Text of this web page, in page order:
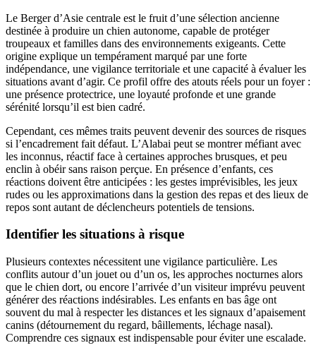
Le Berger d’Asie centrale est le fruit d’une sélection ancienne
destinée à produire un chien autonome, capable de protéger
troupeaux et familles dans des environnements exigeants. Cette
origine explique un tempérament marqué par une forte
indépendance, une vigilance territoriale et une capacité à évaluer les
situations avant d’agir. Ce profil offre des atouts réels pour un foyer :
une présence protectrice, une loyauté profonde et une grande
sérénité lorsqu’il est bien cadré.
Cependant, ces mêmes traits peuvent devenir des sources de risques
si l’encadrement fait défaut. L’Alabai peut se montrer méfiant avec
les inconnus, réactif face à certaines approches brusques, et peu
enclin à obéir sans raison perçue. En présence d’enfants, ces
réactions doivent être anticipées : les gestes imprévisibles, les jeux
rudes ou les approximations dans la gestion des repas et des lieux de
repos sont autant de déclencheurs potentiels de tensions.
Identifier les situations à risque
Plusieurs contextes nécessitent une vigilance particulière. Les
conflits autour d’un jouet ou d’un os, les approches nocturnes alors
que le chien dort, ou encore l’arrivée d’un visiteur imprévu peuvent
générer des réactions indésirables. Les enfants en bas âge ont
souvent du mal à respecter les distances et les signaux d’apaisement
canins (détournement du regard, bâillements, léchage nasal).
Comprendre ces signaux est indispensable pour éviter une escalade.